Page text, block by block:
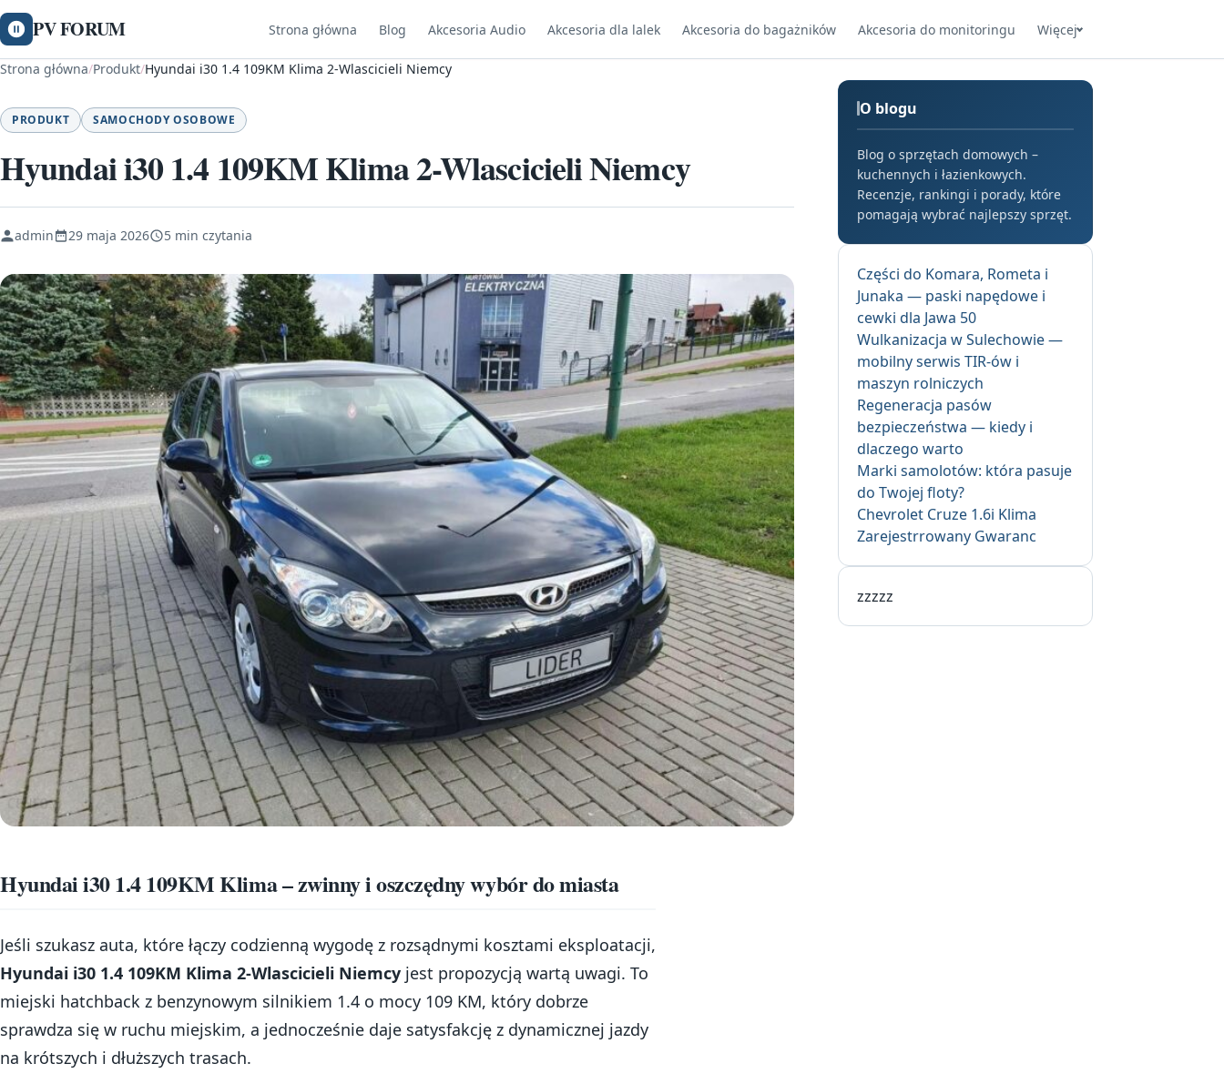
PV FORUM Strona główna Blog Akcesoria Audio Akcesoria dla lalek Akcesoria do bagażników Akcesoria do monitoringu Więcej
Strona główna/Produkt/Hyundai i30 1.4 109KM Klima 2-Wlascicieli Niemcy
PRODUKT SAMOCHODY OSOBOWE
Hyundai i30 1.4 109KM Klima 2-Wlascicieli Niemcy
admin 29 maja 2026 5 min czytania
Hyundai i30 1.4 109KM Klima – zwinny i oszczędny wybór do miasta
Jeśli szukasz auta, które łączy codzienną wygodę z rozsądnymi kosztami eksploatacji,
Hyundai i30 1.4 109KM Klima 2-Wlascicieli Niemcy jest propozycją wartą uwagi. To
miejski hatchback z benzynowym silnikiem 1.4 o mocy 109 KM, który dobrze
sprawdza się w ruchu miejskim, a jednocześnie daje satysfakcję z dynamicznej jazdy
na krótszych i dłuższych trasach.
O blogu
Blog o sprzętach domowych –
kuchennych i łazienkowych.
Recenzje, rankingi i porady, które
pomagają wybrać najlepszy sprzęt.
Części do Komara, Rometa i
Junaka — paski napędowe i
cewki dla Jawa 50
Wulkanizacja w Sulechowie —
mobilny serwis TIR-ów i
maszyn rolniczych
Regeneracja pasów
bezpieczeństwa — kiedy i
dlaczego warto
Marki samolotów: która pasuje
do Twojej floty?
Chevrolet Cruze 1.6i Klima
Zarejestrrowany Gwaranc
zzzzz